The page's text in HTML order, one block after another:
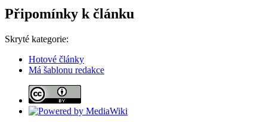
Připomínky k článku
Skryté kategorie:
Hotové články
Má šablonu redakce